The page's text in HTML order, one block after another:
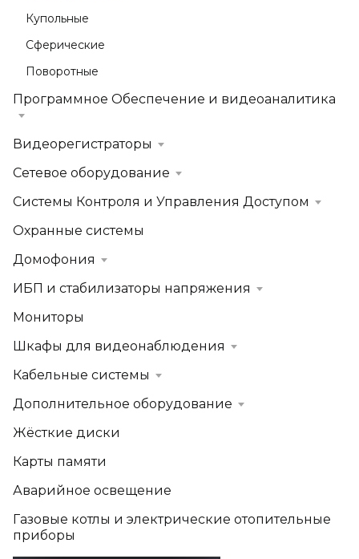
Купольные
Сферические
Поворотные
Программное Обеспечение и видеоаналитика
Видеорегистраторы
Сетевое оборудование
Системы Контроля и Управления Доступом
Охранные системы
Домофония
ИБП и стабилизаторы напряжения
Мониторы
Шкафы для видеонаблюдения
Кабельные системы
Дополнительное оборудование
Жёсткие диски
Карты памяти
Аварийное освещение
Газовые котлы и электрические отопительные
приборы